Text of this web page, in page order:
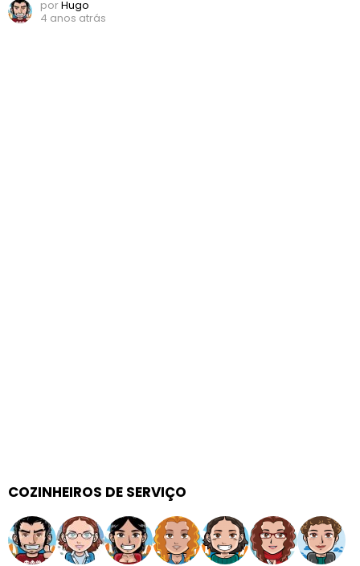
porHugo
4 anos atrás
COZINHEIROS DE SERVIÇO